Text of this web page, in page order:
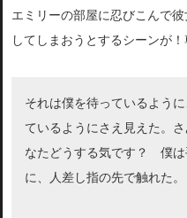
エミリーの部屋に忍びこんで
してしまおうとするシーンが
それは僕を待っているよう
ているようにさえ見えた。
なたどうする気です？ 僕は
に、人差し指の先で触れた。